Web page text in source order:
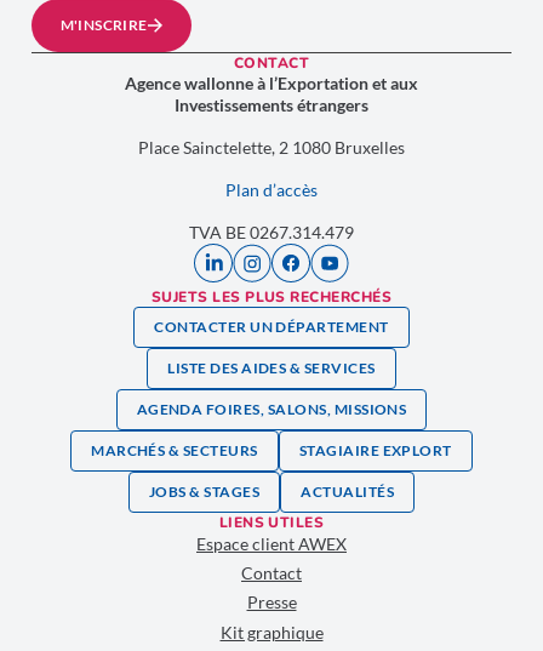
M'INSCRIRE
CONTACT
Agence wallonne à l’Exportation et aux
Investissements étrangers
Place Sainctelette, 2 1080 Bruxelles
Plan d’accès
TVA BE 0267.314.479
SUJETS LES PLUS RECHERCHÉS
CONTACTER UN DÉPARTEMENT
LISTE DES AIDES & SERVICES
AGENDA FOIRES, SALONS, MISSIONS
MARCHÉS & SECTEURS STAGIAIRE EXPLORT
JOBS & STAGES ACTUALITÉS
LIENS UTILES
Espace client AWEX
Contact
Presse
Kit graphique